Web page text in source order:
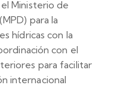
Ministerio de
para la
hídricas con la
con el
para facilitar
internacional